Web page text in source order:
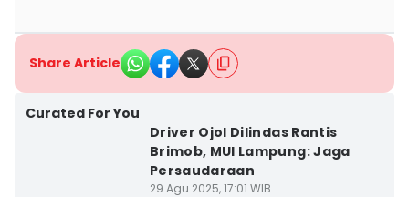
Share Article
Curated For You
Driver Ojol Dilindas Rantis
Brimob, MUI Lampung: Jaga
Persaudaraan
29 Agu 2025, 17:01 WIB